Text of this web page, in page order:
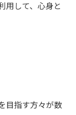
用して、心身と
目指す方々が数